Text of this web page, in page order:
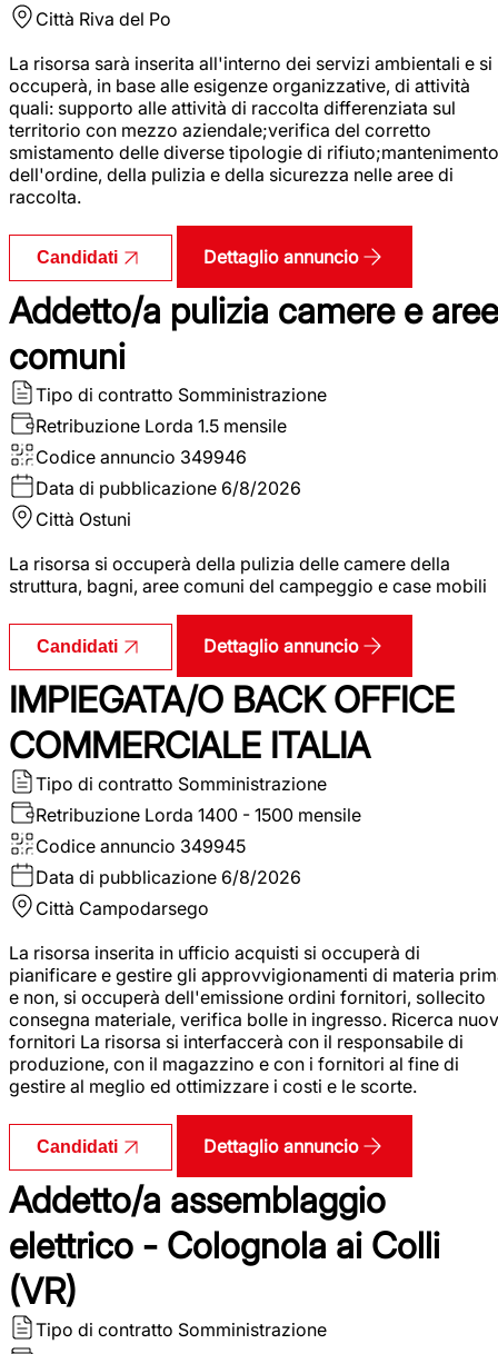
Città Riva del Po
La risorsa sarà inserita all'interno dei servizi ambientali e si
occuperà, in base alle esigenze organizzative, di attività
quali: supporto alle attività di raccolta differenziata sul
territorio con mezzo aziendale;verifica del corretto
smistamento delle diverse tipologie di rifiuto;mantenimento
dell'ordine, della pulizia e della sicurezza nelle aree di
raccolta.
Candidati Dettaglio annuncio
Addetto/a pulizia camere e aree
comuni
Tipo di contratto Somministrazione
Retribuzione Lorda 1.5 mensile
Codice annuncio 349946
Data di pubblicazione 6/8/2026
Città Ostuni
La risorsa si occuperà della pulizia delle camere della
struttura, bagni, aree comuni del campeggio e case mobili
Candidati Dettaglio annuncio
IMPIEGATA/O BACK OFFICE
COMMERCIALE ITALIA
Tipo di contratto Somministrazione
Retribuzione Lorda 1400 - 1500 mensile
Codice annuncio 349945
Data di pubblicazione 6/8/2026
Città Campodarsego
La risorsa inserita in ufficio acquisti si occuperà di
pianificare e gestire gli approvvigionamenti di materia
e non, si occuperà dell'emissione ordini fornitori, sollecito
consegna materiale, verifica bolle in ingresso. Ricerca
fornitori La risorsa si interfaccerà con il responsabile di
produzione, con il magazzino e con i fornitori al fine di
gestire al meglio ed ottimizzare i costi e le scorte.
Candidati Dettaglio annuncio
Addetto/a assemblaggio
elettrico - Colognola ai Colli
(VR)
Tipo di contratto Somministrazione